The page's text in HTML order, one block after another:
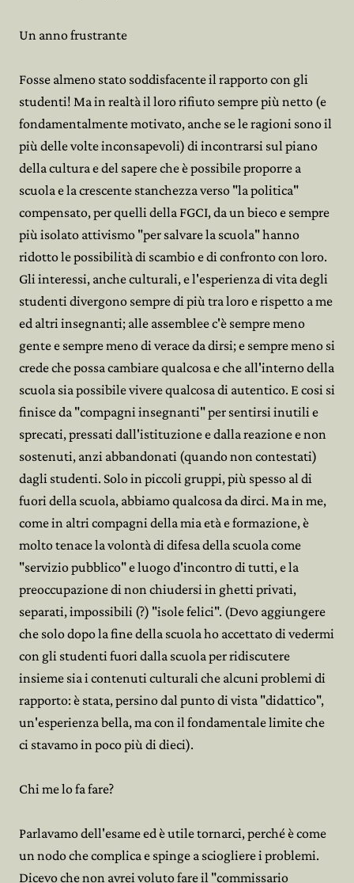
Un anno frustrante
Fosse almeno stato soddisfacente il rapporto con gli
studenti! Ma in realtà il loro rifiuto sempre più netto (e
fondamentalmente motivato, anche se le ragioni sono il
più delle volte inconsapevoli) di incontrarsi sul piano
della cultura e del sapere che è possibile proporre a
scuola e la crescente stanchezza verso "la politica"
compensato, per quelli della FGCI, da un bieco e sempre
più isolato attivismo "per salvare la scuola" hanno
ridotto le possibilità di scambio e di confronto con loro.
Gli interessi, anche culturali, e l'esperienza di vita degli
studenti divergono sempre di più tra loro e rispetto a me
ed altri insegnanti; alle assemblee c'è sempre meno
gente e sempre meno di verace da dirsi; e sempre meno si
crede che possa cambiare qualcosa e che all'interno della
scuola sia possibile vivere qualcosa di autentico. E cosi si
finisce da "compagni insegnanti" per sentirsi inutili e
sprecati, pressati dall'istituzione e dalla reazione e non
sostenuti, anzi abbandonati (quando non contestati)
dagli studenti. Solo in piccoli gruppi, più spesso al di
fuori della scuola, abbiamo qualcosa da dirci. Ma in me,
come in altri compagni della mia età e formazione, è
molto tenace la volontà di difesa della scuola come
"servizio pubblico" e luogo d'incontro di tutti, e la
preoccupazione di non chiudersi in ghetti privati,
separati, impossibili (?) "isole felici". (Devo aggiungere
che solo dopo la fine della scuola ho accettato di vedermi
con gli studenti fuori dalla scuola per ridiscutere
insieme sia i contenuti culturali che alcuni problemi di
rapporto: è stata, persino dal punto di vista "didattico",
un'esperienza bella, ma con il fondamentale limite che
ci stavamo in poco più di dieci).
Chi me lo fa fare?
Parlavamo dell'esame ed è utile tornarci, perché è come
un nodo che complica e spinge a sciogliere i problemi.
Dicevo che non avrei voluto fare il "commissario